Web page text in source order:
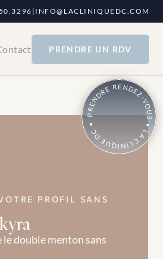
| INFO@LACLINIQUEDC.COM
PRENDRE UN RDV
PROFIL SANS
double menton sans
PRENDRE RENDEZ-VOUS • LA CLINIQUE DC •